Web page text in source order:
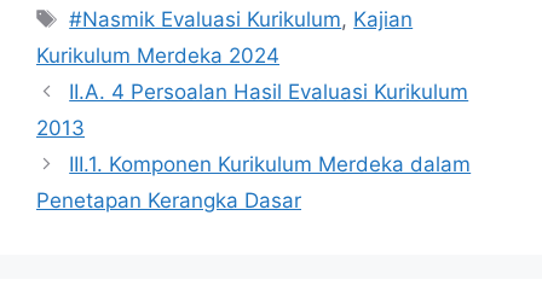
Tag
#Nasmik Evaluasi Kurikulum, Kajian
Kurikulum Merdeka 2024
II.A. 4 Persoalan Hasil Evaluasi Kurikulum
2013
III.1. Komponen Kurikulum Merdeka dalam
Penetapan Kerangka Dasar